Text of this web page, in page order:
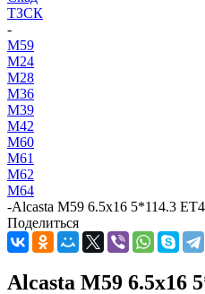
ТЗСК
-
M59
M24
M28
M36
M39
M42
M60
M61
M62
M64
-Alcasta M59 6.5x16 5*114.3
Поделиться
Alcasta M59 6.5x16